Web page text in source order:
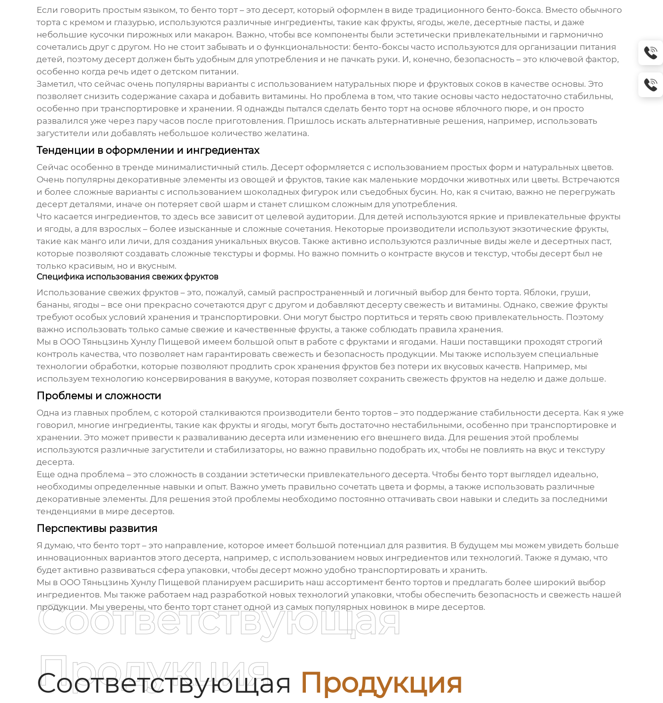
Если говорить простым языком, то бенто торт– это десерт, который оформлен в виде традиционного бенто-бокса. Вместо обычного
торта с кремом и глазурью, используются различные ингредиенты, такие как фрукты, ягоды, желе, десертные пасты, и даже
небольшие кусочки пирожных или макарон. Важно, чтобы все компоненты были эстетически привлекательными и гармонично
сочетались друг с другом. Но не стоит забывать и о функциональности: бенто-боксы часто используются для организации питания
детей, поэтому десерт должен быть удобным для употребления и не пачкать руки. И, конечно, безопасность – это ключевой фактор,
особенно когда речь идет о детском питании.
Заметил, что сейчас очень популярны варианты с использованием натуральных пюре и фруктовых соков в качестве основы. Это
позволяет снизить содержание сахара и добавить витамины. Но проблема в том, что такие основы часто недостаточно стабильны,
особенно при транспортировке и хранении. Я однажды пытался сделать бенто тортна основе яблочного пюре, и он просто
развалился уже через пару часов после приготовления. Пришлось искать альтернативные решения, например, использовать
загустители или добавлять небольшое количество желатина.
Тенденции в оформлении и ингредиентах
Сейчас особенно в тренде минималистичный стиль. Десерт оформляется с использованием простых форм и натуральных цветов.
Очень популярны декоративные элементы из овощей и фруктов, такие как маленькие мордочки животных или цветы. Встречаются
и более сложные варианты с использованием шоколадных фигурок или съедобных бусин. Но, как я считаю, важно не перегружать
десерт деталями, иначе он потеряет свой шарм и станет слишком сложным для употребления.
Что касается ингредиентов, то здесь все зависит от целевой аудитории. Для детей используются яркие и привлекательные фрукты
и ягоды, а для взрослых – более изысканные и сложные сочетания. Некоторые производители используют экзотические фрукты,
такие как манго или личи, для создания уникальных вкусов. Также активно используются различные виды желе и десертных паст,
которые позволяют создавать сложные текстуры и формы. Но важно помнить о контрасте вкусов и текстур, чтобы десерт был не
только красивым, но и вкусным.
Специфика использования свежих фруктов
Использование свежих фруктов – это, пожалуй, самый распространенный и логичный выбор для бенто торта. Яблоки, груши,
бананы, ягоды – все они прекрасно сочетаются друг с другом и добавляют десерту свежесть и витамины. Однако, свежие фрукты
требуют особых условий хранения и транспортировки. Они могут быстро портиться и терять свою привлекательность. Поэтому
важно использовать только самые свежие и качественные фрукты, а также соблюдать правила хранения.
Мы в ООО Тяньцзинь Хунлу Пищевой имеем большой опыт в работе с фруктами и ягодами. Наши поставщики проходят строгий
контроль качества, что позволяет нам гарантировать свежесть и безопасность продукции. Мы также используем специальные
технологии обработки, которые позволяют продлить срок хранения фруктов без потери их вкусовых качеств. Например, мы
используем технологию консервирования в вакууме, которая позволяет сохранить свежесть фруктов на неделю и даже дольше.
Проблемы и сложности
Одна из главных проблем, с которой сталкиваются производители бенто тортов– это поддержание стабильности десерта. Как я уже
говорил, многие ингредиенты, такие как фрукты и ягоды, могут быть достаточно нестабильными, особенно при транспортировке и
хранении. Это может привести к разваливанию десерта или изменению его внешнего вида. Для решения этой проблемы
используются различные загустители и стабилизаторы, но важно правильно подобрать их, чтобы не повлиять на вкус и текстуру
десерта.
Еще одна проблема – это сложность в создании эстетически привлекательного десерта. Чтобы бенто тортвыглядел идеально,
необходимы определенные навыки и опыт. Важно уметь правильно сочетать цвета и формы, а также использовать различные
декоративные элементы. Для решения этой проблемы необходимо постоянно оттачивать свои навыки и следить за последними
тенденциями в мире десертов.
Перспективы развития
Я думаю, что бенто торт– это направление, которое имеет большой потенциал для развития. В будущем мы можем увидеть больше
инновационных вариантов этого десерта, например, с использованием новых ингредиентов или технологий. Также я думаю, что
будет активно развиваться сфера упаковки, чтобы десерт можно удобно транспортировать и хранить.
Мы в ООО Тяньцзинь Хунлу Пищевой планируем расширить наш ассортимент бенто тортови предлагать более широкий выбор
ингредиентов. Мы также работаем над разработкой новых технологий упаковки, чтобы обеспечить безопасность и свежесть нашей
продукции. Мы уверены, что бенто тортстанет одной из самых популярных новинок в мире десертов.
Соответствующая Продукция
Соответствующая
Продукция